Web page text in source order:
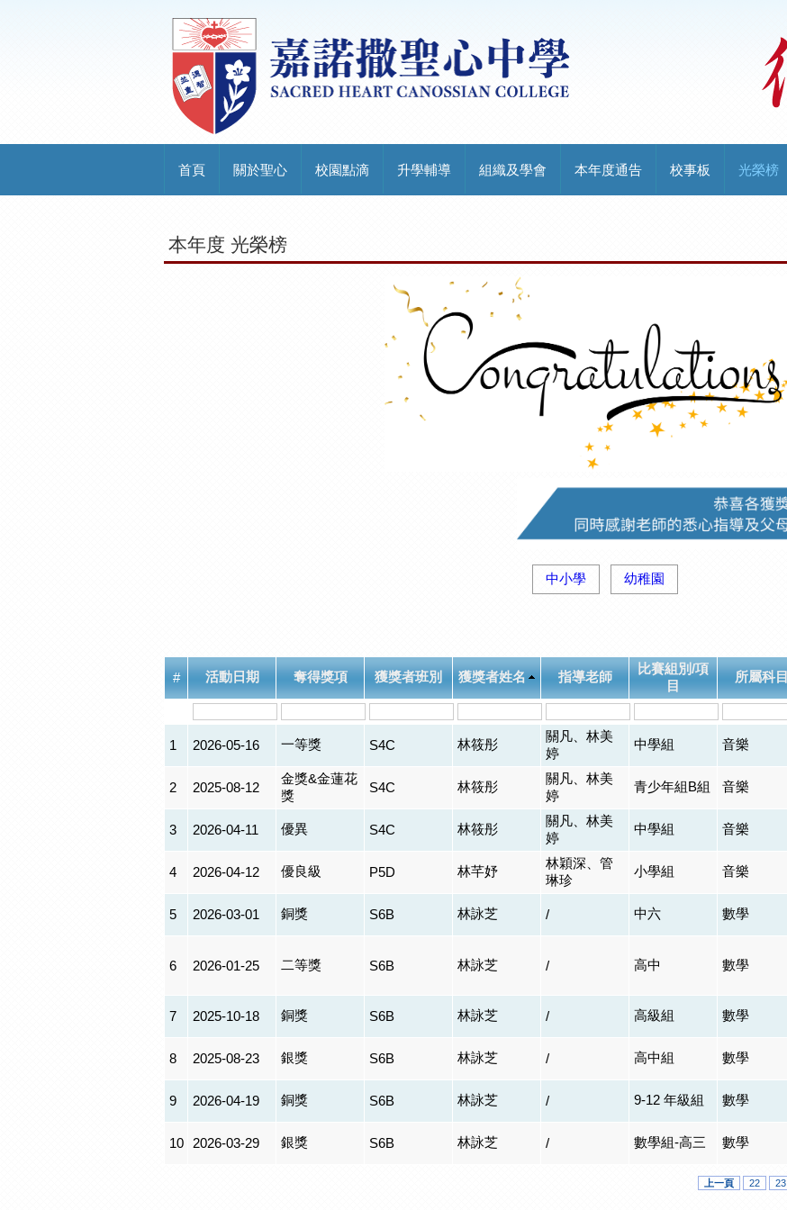
首頁 關於聖心 校園點滴 升學輔導 組織及學會 本年度通告 校事板 光榮榜
本年度 光榮榜
中小學 幼稚園
# 活動日期 奪得獎項 獲獎者班別 獲獎者姓名 指導老師
比賽組別/項
目
所屬科目
1 2026-05-16 一等獎 S4C 林筱彤
關凡、林美
婷
中學組 音樂
2 2025-08-12
金獎&金蓮花
獎
S4C 林筱彤
關凡、林美
婷
青少年組B組 音樂
3 2026-04-11 優異 S4C 林筱彤
關凡、林美
婷
中學組 音樂
4 2026-04-12 優良級 P5D 林芊妤
林穎深、管
琳珍
小學組 音樂
5 2026-03-01 銅獎 S6B 林詠芝 / 中六 數學
6 2026-01-25 二等獎 S6B 林詠芝 / 高中 數學
7 2025-10-18 銅獎 S6B 林詠芝 / 高級組 數學
8 2025-08-23 銀獎 S6B 林詠芝 / 高中組 數學
9 2026-04-19 銅獎 S6B 林詠芝 / 9-12 年級組 數學
10 2026-03-29 銀獎 S6B 林詠芝 / 數學組-高三 數學
上一頁 22 23